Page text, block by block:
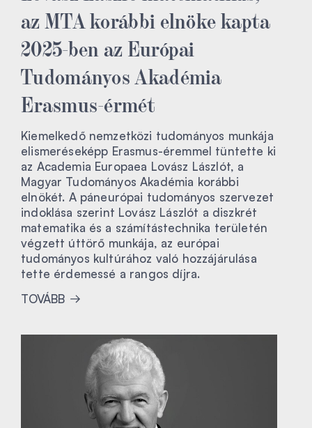
az MTA korábbi elnöke kapta
2025-ben az Európai
Tudományos Akadémia
Erasmus-érmét
Kiemelkedő nemzetközi tudományos munkája
elismeréseképp Erasmus-éremmel tüntette ki
az Academia Europaea Lovász Lászlót, a
Magyar Tudományos Akadémia korábbi
elnökét. A páneurópai tudományos szervezet
indoklása szerint Lovász Lászlót a diszkrét
matematika és a számítástechnika területén
végzett úttörő munkája, az európai
tudományos kultúrához való hozzájárulása
tette érdemessé a rangos díjra.
TOVÁBB